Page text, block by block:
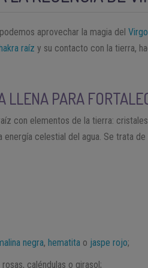
aprovechar la magia delVirgo
raíz y su contacto con la tierra,
LLENA PARA
con elementos de la tierra:
celestial del agua. Se trata
negra, hematita o jaspe rojo;
caléndulas o girasol;